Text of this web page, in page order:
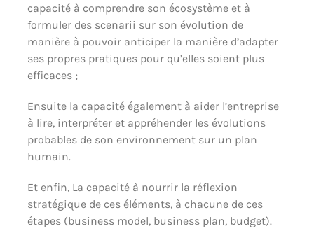
capacité à comprendre son écosystème et à
formuler des scenarii sur son évolution de
manière à pouvoir anticiper la manière d’adapter
ses propres pratiques pour qu’elles soient plus
efficaces ;
Ensuite la capacité également à aider l’entreprise
à lire, interpréter et appréhender les évolutions
probables de son environnement sur un plan
humain.
Et enfin, La capacité à nourrir la réflexion
stratégique de ces éléments, à chacune de ces
étapes (business model, business plan, budget).